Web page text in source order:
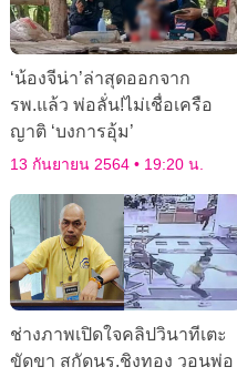
‘น้องจีน่า’ล่าสุดออกจาก
รพ.แล้ว พ่อลั่น!ไม่เชื่อเครือ
ญาติ ‘บงการอุ้ม’
13 กันยายน 2564 19:20 น.
ช่างภาพเปิดใจคลิปวินาทีเตะ
ขัดขา สกัดนร.ชิงทอง วอนพ่อ